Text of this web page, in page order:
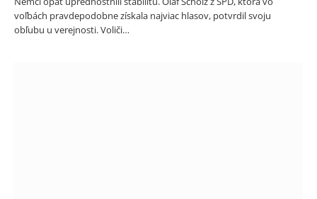
voľbách pravdepodobne získala najviac hlasov, potvrdil svoju
obľubu u verejnosti. Voliči…